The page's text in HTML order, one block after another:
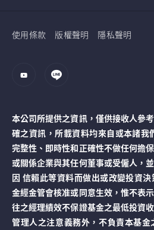
使用條款 版權聲明 隱私聲明
本公司所提供之資訊，僅供接收人參
確之資訊，所載資料均來自或本諸我
完整性、即時性和正確性不做任何擔
或關係企業與其任何董事或受僱人，
因 信賴此等資料而做出或改變投資
金經金管會核准或同意生效，惟不表
往之經理績效不保證基金之最低投資
管理人之注意義務外，不負責本基